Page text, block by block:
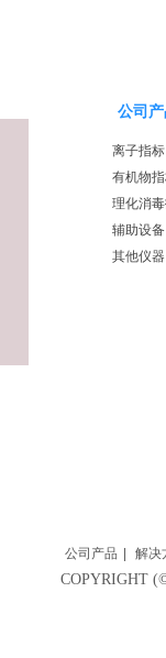
公司
离子指标
有机物
理化消
辅助设备
其他仪器
公司产品 解决
COPYRIGHT